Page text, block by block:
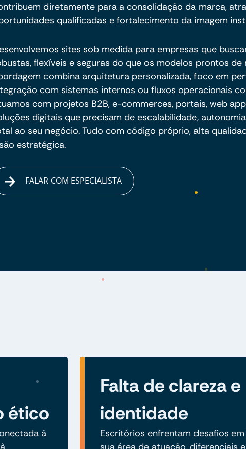
diretamente para a consolidação da marca,
qualificadas e fortalecimento da imagem
sites sob medida para empresas que
flexíveis e seguras do que os modelos prontos de
combina arquitetura personalizada, foco em
com sistemas internos ou fluxos operacionais
com projetos B2B, e-commerces, portais, web
digitais que precisam de escalabilidade,
ao seu negócio. Tudo com código próprio, alta
estratégica.
FALAR COM ESPECIALISTA
ético
à
Falta de clareza e
identidade
Escritórios enfrentam desafios